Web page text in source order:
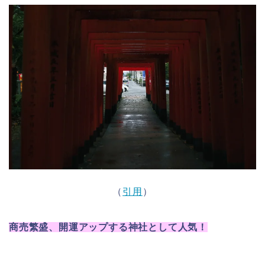
（ 引用 ）
商売繁盛、開運アップする神社として人気 ！